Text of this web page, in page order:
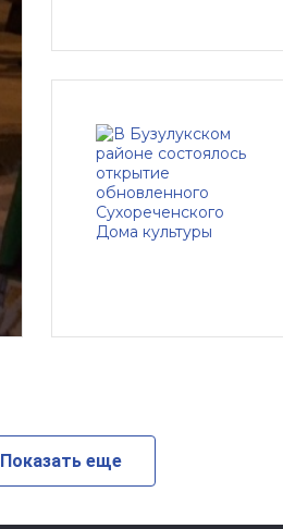
Показать еще